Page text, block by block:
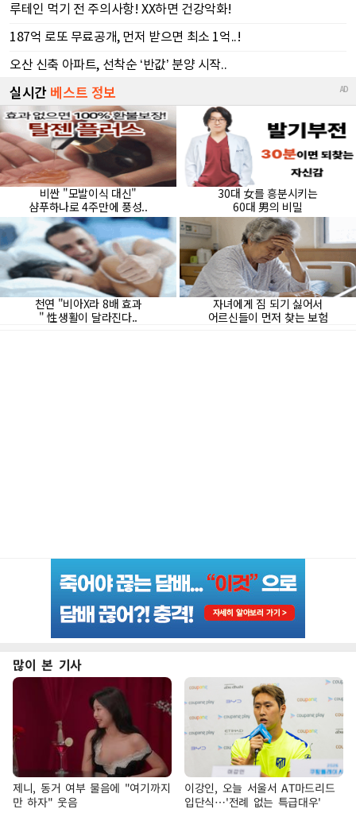
많이 본 기사
제니, 동거 여부 물음에 "여기까지
만 하자" 웃음
이강인, 오늘 서울서 AT마드리드
입단식…'전례 없는 특급대우'